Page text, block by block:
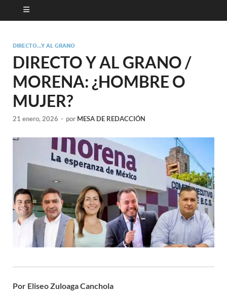
DIRECTO...Y AL GRANO
DIRECTO Y AL GRANO /
MORENA: ¿HOMBRE O
MUJER?
21 enero, 2026 - por MESA DE REDACCIÓN
Por Eliseo Zuloaga Canchola